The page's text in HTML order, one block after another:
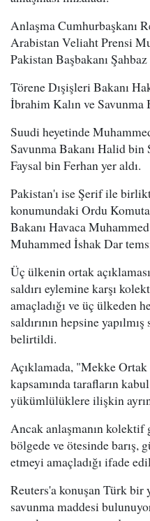
Anlaşma Cumhurbaşkanı
Arabistan Veliaht Prensi
Pakistan Başbakanı
Törene Dışişleri Bakanı
İbrahim Kalın ve Savunma
Suudi heyetinde
Savunma Bakanı Halid bin
Faysal bin Ferhan yer aldı.
Pakistan'ı ise Şerif ile
konumundaki Ordu
Bakanı Havaca
Muhammed İshak Dar
Üç ülkenin ortak
saldırı eylemine karşı
amaçladığı ve üç ülkeden
saldırının hepsine
belirtildi.
Açıklamada, "Mekke Ortak
kapsamında tarafların
yükümlülüklere ilişkin
Ancak anlaşmanın
bölgede ve ötesinde barış,
etmeyi amaçladığı ifade
Reuters'a konuşan Türk
savunma maddesi